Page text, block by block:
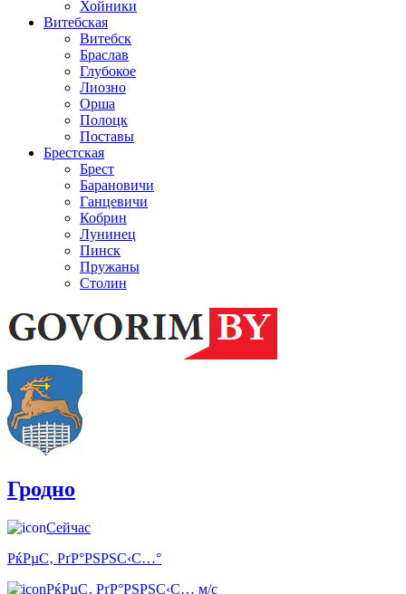
Хойники
Витебская
Витебск
Браслав
Глубокое
Лиозно
Орша
Полоцк
Поставы
Брестская
Брест
Барановичи
Ганцевичи
Кобрин
Лунинец
Пинск
Пружаны
Столин
Гродно
Сейчас
РќРµС‚ РґР°РЅРЅС‹С…°
РќРµС‚ РґР°РЅРЅС‹С… м/с